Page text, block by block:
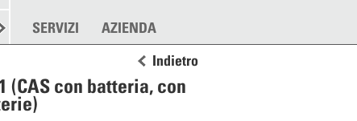
SPARGERE ALTRO
SERVIZI AZIENDA
Indietro
(CAS con batteria, con